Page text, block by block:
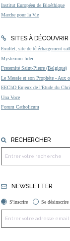
Institut Européen de Bioéthique
Marche pour la Vie
SITES À DÉCOUVRIR
Exultet, site de téléchargement
Mysterium fidei
Fraternité Saint-Pierre (Belgique)
Le Messie et son Prophète - Aux
EEChO Enjeux de l'Etude du
Una Voce
Forum Catholicum
RECHERCHER
NEWSLETTER
S'inscrire Se désinscrire